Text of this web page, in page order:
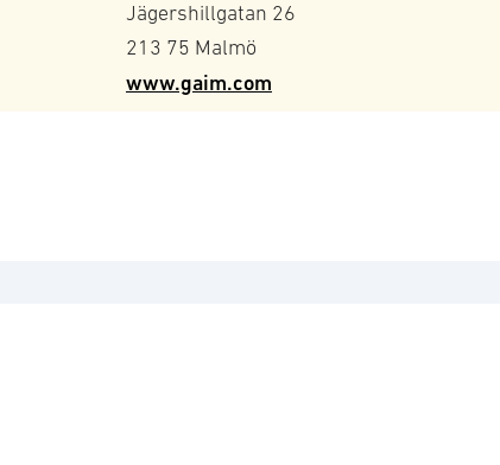
Jägershillgatan 26
213 75 Malmö
www.gaim.com